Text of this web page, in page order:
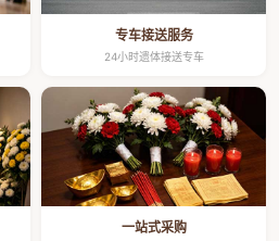
专车接送服务
24小时遗体接送专车
一站式采购